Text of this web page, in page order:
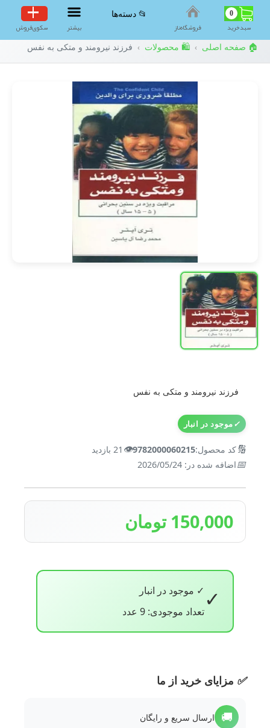
0
سبد‌خرید فروشگاه‌ناز
📂 دسته‌ها
بیشتر سکوی‌فروش
🏠 صفحه اصلی › 🛍️ محصولات › فرزند نیرومند و متکی به نفس
فرزند نیرومند و متکی به نفس
✓موجود در انبار
🔢کد محصول:9782000060215
👁️ 21 بازدید
📅اضافه شده در: 2026/05/24
150,000 تومان
✓ ✓ موجود در انبار
تعداد موجودی: 9 عدد
✅ مزایای خرید از ما
🚚 ارسال سریع و رایگان